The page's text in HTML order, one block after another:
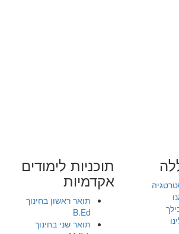
תוכניות לימודים
אקדמיות
תואר ראשון בחינוך
B.Ed
תואר שני בחינוך